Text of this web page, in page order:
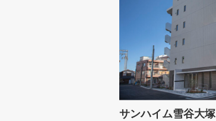
サンハイム雪谷大塚